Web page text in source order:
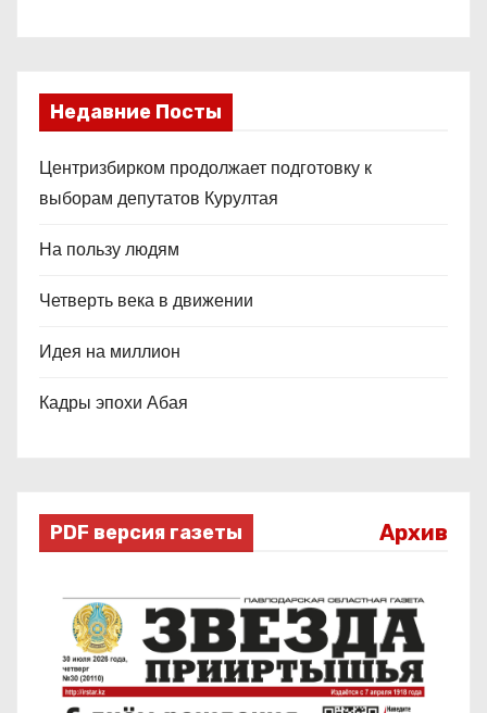
Недавние Посты
Центризбирком продолжает подготовку к
выборам депутатов Курултая
На пользу людям
Четверть века в движении
Идея на миллион
Кадры эпохи Абая
PDF версия газеты Архив